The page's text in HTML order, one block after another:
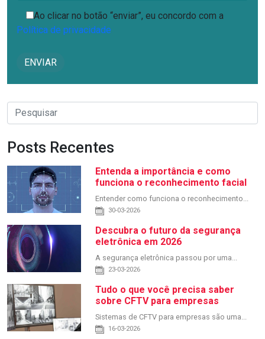
Ao clicar no botão “enviar”, eu concordo com a
Política de privacidade
Posts Recentes
Entenda a importância e como
funciona o reconhecimento facial
Entender como funciona o reconhecimento...
30-03-2026
Descubra o futuro da segurança
eletrônica em 2026
A segurança eletrônica passou por uma...
23-03-2026
Tudo o que você precisa saber
sobre CFTV para empresas
Sistemas de CFTV para empresas são uma...
16-03-2026